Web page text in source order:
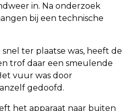
in. Na onderzoek
bij een technische
ter plaatse was, heeft de
trof daar een smeulende
vuur was door
gedoofd.
het apparaat naar buiten